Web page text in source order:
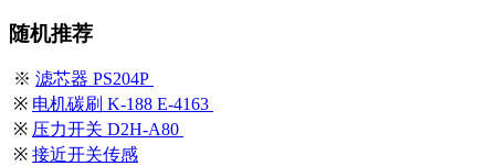
随机推荐
※ 滤芯器 PS204P
※ 电机碳刷 K-188 E-4163
※ 压力开关 D2H-A80
※ 接近开关传感